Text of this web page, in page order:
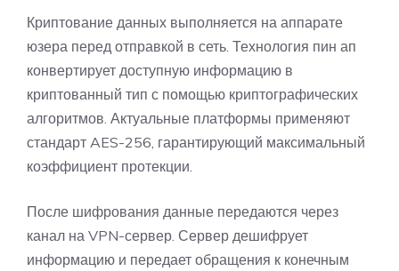
Криптование данных выполняется на аппарате
юзера перед отправкой в сеть. Технология пин ап
конвертирует доступную информацию в
криптованный тип с помощью криптографических
алгоритмов. Актуальные платформы применяют
стандарт AES-256, гарантирующий максимальный
коэффициент протекции.
После шифрования данные передаются через
канал на VPN-сервер. Сервер дешифрует
информацию и передает обращения к конечным